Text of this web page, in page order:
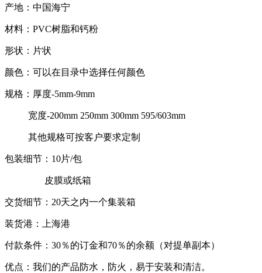
产地：中国海宁
材料：PVC树脂和钙粉
形状：片状
颜色：可以在目录中选择任何颜色
规格：厚度-5mm-9mm
宽度-200mm 250mm 300mm 595/603mm
其他规格可按客户要求定制
包装细节：10片/包
皮膜或纸箱
交货细节：20天之内一个集装箱
装货港：上海港
付款条件：30％的订金和70％的余额（对提单副本）
优点：我们的产品防水，防火，易于安装和清洁。